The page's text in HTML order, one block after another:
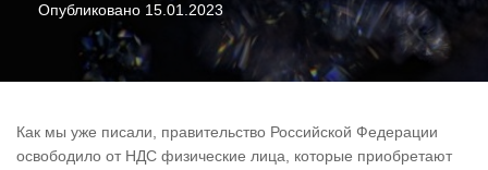
Опубликовано 15.01.2023
Как мы уже писали, правительство Российской Федерации
освободило от НДС физические лица, которые приобретают